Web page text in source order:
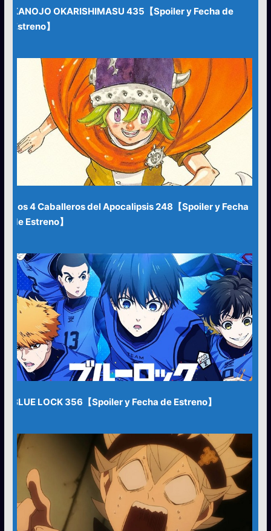
KANOJO OKARISHIMASU 435【Spoiler y Fecha de
Estreno】
Los 4 Caballeros del Apocalipsis 248【Spoiler y Fecha
de Estreno】
BLUE LOCK 356【Spoiler y Fecha de Estreno】